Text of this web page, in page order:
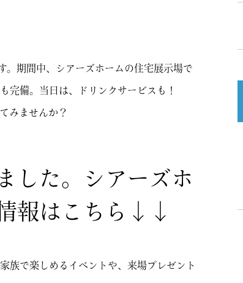
。期間中、シアーズホームの住宅展示場で
完備。当日は、ドリンクサービスも！
みませんか？
した。シアーズホ
報はこちら↓↓
族で楽しめるイベントや、来場プレゼント